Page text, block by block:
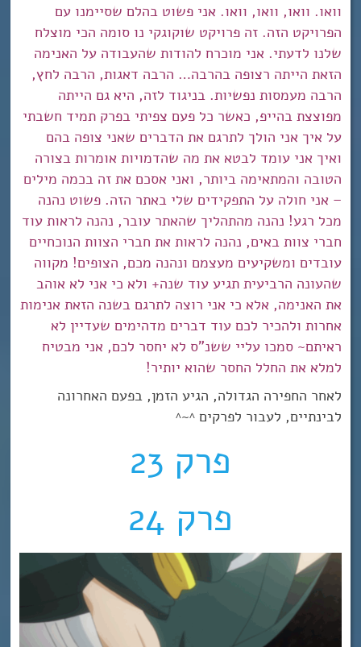
וואו. וואו, וואו, וואו. אני פשוט בהלם שסיימנו עם
הפרויקט הזה. זה פרויקט שוקוגקי נו סומה הכי מוצלח
שלנו לדעתי. אני מוכרח להודות שהעבודה על האנימה
הזאת הייתה רצופה בהרבה… הרבה דאגות, הרבה לחץ,
הרבה מעמסות נפשיות. בניגוד לזה, היא גם הייתה
מפוצצת בהייפ, כאשר כל פעם צפיתי בפרק תמיד חשבתי
על איך אני הולך לתרגם את הדברים שאני צופה בהם
ואיך אני עומד לבטא את מה שהדמויות אומרות בצורה
הטובה והמתאימה ביותר, ואני אסכם את זה בכמה מילים
– אני חולה על התפקידים שלי באתר הזה. פשוט נהנה
מכל רגע! נהנה מהתהליך שהאתר עובר, נהנה לראות עוד
חברי צוות באים, נהנה לראות את חברי הצוות הנוכחיים
עובדים ומשקיעים מעצמם ונהנה מכם, הצופים! מקווה
שהעונה הרביעית תגיע עוד שנה+ ולא כי אני לא אוהב
את האנימה, אלא כי אני רוצה לתרגם בשנה הזאת אנימות
אחרות ולהכיר לכם עוד דברים מדהימים שעדיין לא
ראיתם~ סמכו עליי ששנ”ס לא יחסר לכם, אני מבטיח
למלא את החלל החסר שהוא יותיר!
לאחר החפירה הגדולה, הגיע הזמן, בפעם האחרונה
לבינתיים, לעבור לפרקים ^~^
פרק 23
פרק 24